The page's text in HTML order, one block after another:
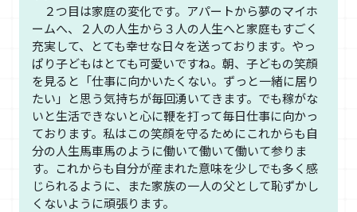
２つ目は家庭の変化です。アパートから夢のマイホ
ームへ、２人の人生から３人の人生へと家庭もすごく
充実して、とても幸せな日々を送っております。やっ
ぱり子どもはとても可愛いですね。朝、子どもの笑顔
を見ると「仕事に向かいたくない。ずっと一緒に居り
たい」と思う気持ちが毎回湧いてきます。でも稼がな
いと生活できないと心に鞭を打って毎日仕事に向かっ
ております。私はこの笑顔を守るためにこれからも自
分の人生馬車馬のように働いて働いて働いて参りま
す。これからも自分が産まれた意味を少しでも多く感
じられるように、また家族の一人の父として恥ずかし
くないように頑張ります。